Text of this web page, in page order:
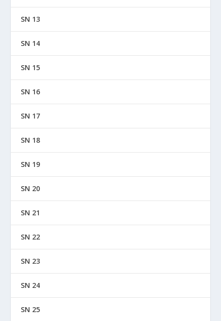
SN 13
SN 14
SN 15
SN 16
SN 17
SN 18
SN 19
SN 20
SN 21
SN 22
SN 23
SN 24
SN 25